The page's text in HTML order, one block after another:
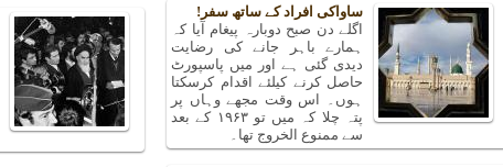
ساواکی افراد کے ساتھ سفر!
اگلے دن صبح دوبارہ پیغام آیا کہ
ہمارے باہر جانے کی رضایت
دیدی گئی ہے اور میں پاسپورٹ
حاصل کرنے کیلئے اقدام کرسکتا
ہوں۔ اس وقت مجھے وہاں پر
پتہ چلا کہ میں تو ۱۹۶۳ کے بعد
سے ممنوع الخروج تھا۔